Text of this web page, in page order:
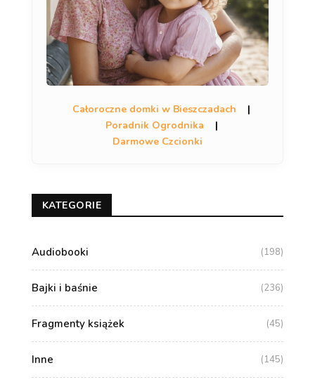
Całoroczne domki w Bieszczadach
|
Poradnik Ogrodnika
|
Darmowe Czcionki
KATEGORIE
Audiobooki (198)
Bajki i baśnie (236)
Fragmenty książek (45)
Inne (145)